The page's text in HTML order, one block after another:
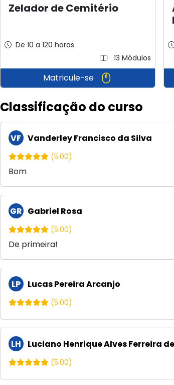
Zelador de Cemitério
De 10 a 120 horas
13 Módulos
Matricule-se
Classificação do curso
VF Vanderley Francisco da Silva
(5.00)
Bom
GR Gabriel Rosa
(5.00)
De primeira!
LP Lucas Pereira Arcanjo
(5.00)
LH Luciano Henrique Alves Ferreira
(5.00)